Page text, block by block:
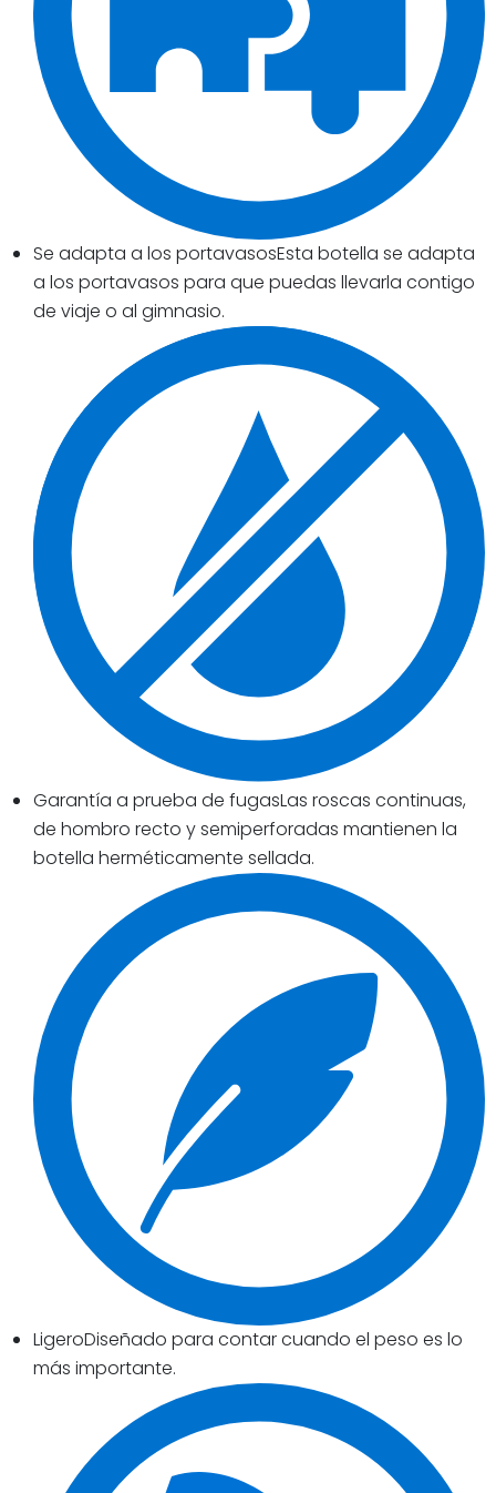
Se adapta a los portavasosEsta botella se adapta
a los portavasos para que puedas llevarla contigo
de viaje o al gimnasio.
Garantía a prueba de fugasLas roscas continuas,
de hombro recto y semiperforadas mantienen la
botella herméticamente sellada.
LigeroDiseñado para contar cuando el peso es lo
más importante.